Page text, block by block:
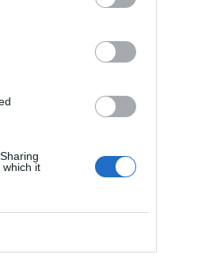
which it
πλην
το
προσωπικό
Συντάξεις χηρείας:
διπλάσιο ποσό τέλος
Αυγούστου
Το «μαθηματικό»